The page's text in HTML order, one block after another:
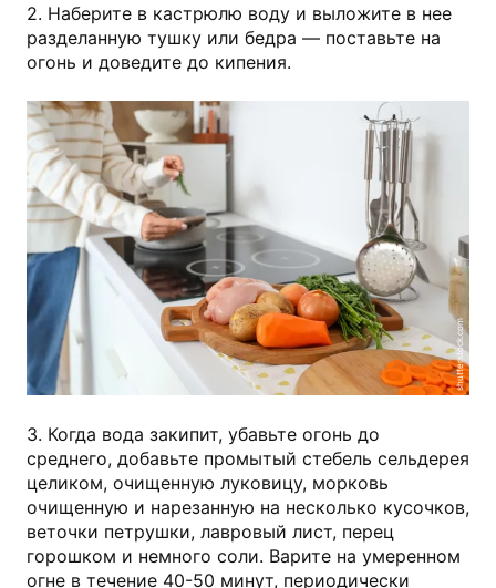
2. Наберите в кастрюлю воду и выложите в нее
разделанную тушку или бедра — поставьте на
огонь и доведите до кипения.
shutterstock.com
3. Когда вода закипит, убавьте огонь до
среднего, добавьте промытый стебель сельдерея
целиком, очищенную луковицу, морковь
очищенную и нарезанную на несколько кусочков,
веточки петрушки, лавровый лист, перец
горошком и немного соли. Варите на умеренном
огне в течение 40-50 минут, периодически